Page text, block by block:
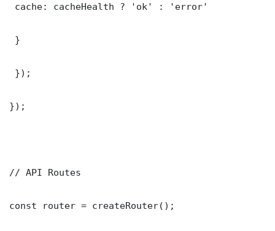
cache: cacheHealth ? 'ok' : 'error'
}
});
});
// API Routes
const router = createRouter();